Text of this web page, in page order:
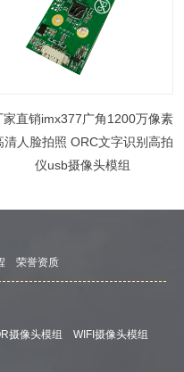
家直销imx377广角1200万像素
清人脸拍照 ORC文字识别高拍
仪usb摄像头模组
荣誉资质
摄像头模组
WIFI摄像头模组